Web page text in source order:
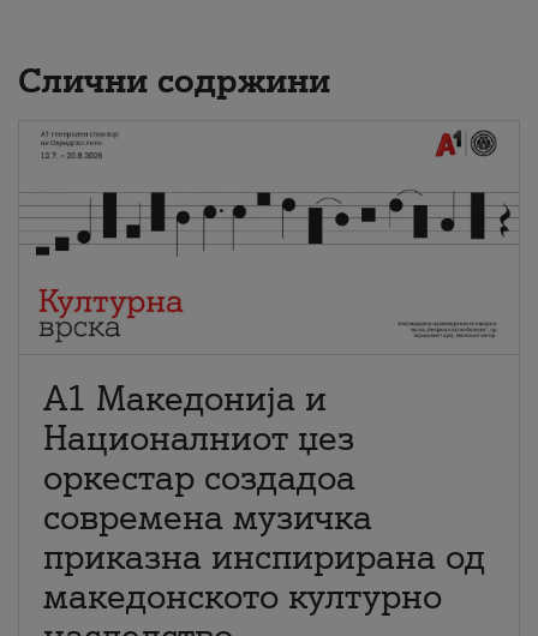
Слични содржини
А1 Македонија и
Националниот џез
оркестар создадоа
современа музичка
приказна инспирирана од
македонското културно